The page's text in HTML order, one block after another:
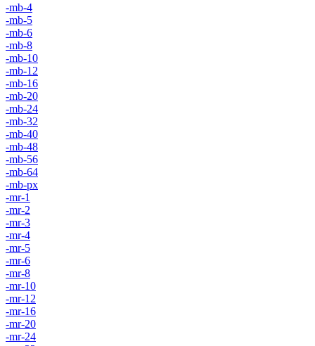
-mb-4
-mb-5
-mb-6
-mb-8
-mb-10
-mb-12
-mb-16
-mb-20
-mb-24
-mb-32
-mb-40
-mb-48
-mb-56
-mb-64
-mb-px
-mr-1
-mr-2
-mr-3
-mr-4
-mr-5
-mr-6
-mr-8
-mr-10
-mr-12
-mr-16
-mr-20
-mr-24